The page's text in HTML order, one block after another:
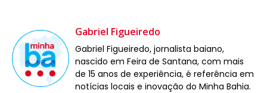
Gabriel Figueiredo
Gabriel Figueiredo, jornalista baiano,
nascido em Feira de Santana, com mais
de 15 anos de experiência, é referência em
notícias locais e inovação do Minha Bahia.